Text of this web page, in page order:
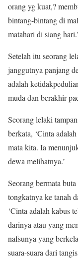
orang yg kuat,?
bintang-bintang di
matahari di siang hari.’
Setelah itu seorang
janggutnya panjang
adalah
muda dan berakhir
Seorang lelaki
berkata, ‘Cinta
mata kita. Ia
dewa melihatnya.’
Seorang bermata
tongkatnya ke tanah
‘Cinta adalah kabus
darinya atau yang
nafsunya yang
suara-suara dari